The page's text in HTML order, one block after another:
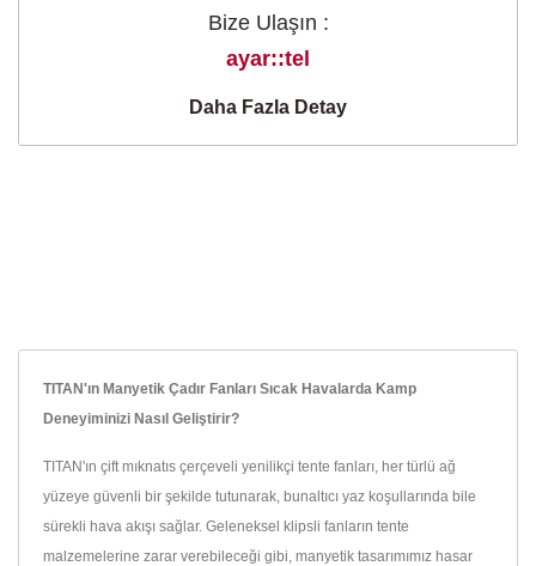
Bize Ulaşın :
ayar::tel
Daha Fazla Detay
TITAN'ın Manyetik Çadır Fanları Sıcak Havalarda Kamp
Deneyiminizi Nasıl Geliştirir?
TITAN'ın çift mıknatıs çerçeveli yenilikçi tente fanları, her türlü ağ
yüzeye güvenli bir şekilde tutunarak, bunaltıcı yaz koşullarında bile
sürekli hava akışı sağlar. Geleneksel klipsli fanların tente
malzemelerine zarar verebileceği gibi, manyetik tasarımımız hasar